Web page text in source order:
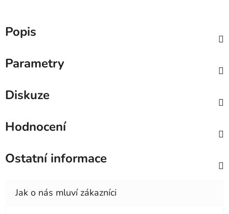
Popis
Parametry
Diskuze
Hodnocení
Ostatní informace